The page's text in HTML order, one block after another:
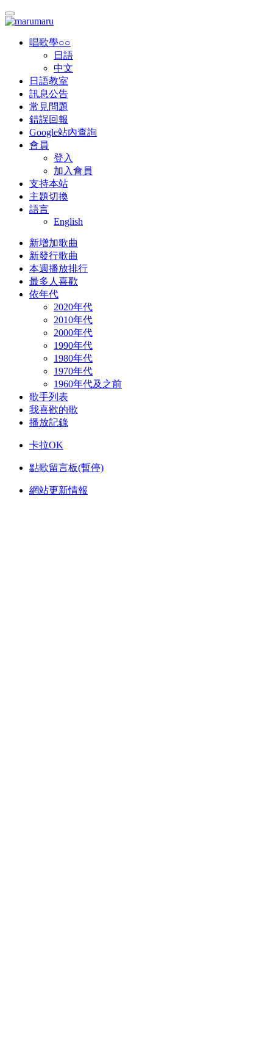
唱歌學○○
日語
中文
日語教室
訊息公告
常見問題
錯誤回報
Google站內查詢
會員
登入
加入會員
支持本站
主題切換
語言
English
新增加歌曲
新發行歌曲
本週播放排行
最多人喜歡
依年代
2020年代
2010年代
2000年代
1990年代
1980年代
1970年代
1960年代及之前
歌手列表
我喜歡的歌
播放記錄
卡拉OK
點歌留言板(暫停)
網站更新情報